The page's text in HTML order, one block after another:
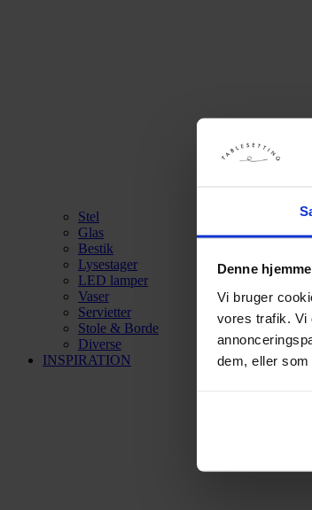
Denne
Vi bruger
vores trafik. Vi
dem, eller
Stel
Glas
Bestik
Lysestager
LED lamper
Vaser
Servietter
Stole & Borde
Diverse
INSPIRATION